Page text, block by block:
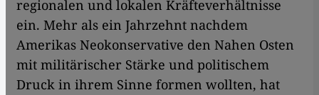
regionalen und lokalen Kräfteverhältnisse
ein. Mehr als ein Jahrzehnt nachdem
Amerikas Neokonservative den Nahen Osten
mit militärischer Stärke und politischem
Druck in ihrem Sinne formen wollten, hat